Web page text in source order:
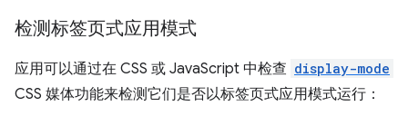
检测标签页式应用模式
应用可以通过在 CSS 或 JavaScript 中检查 display-mode
CSS 媒体功能来检测它们是否以标签页式应用模式运行：